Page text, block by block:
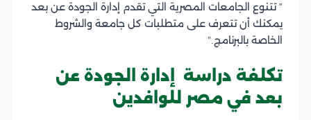
” تتنوع الجامعات المصرية التي تقدم إدارة الجودة عن بعد
يمكنك أن تتعرف على متطلبات كل جامعة والشروط
الخاصة بالبرنامج.”
تكلفة دراسة إدارة الجودة عن
بعد في مصر للوافدين